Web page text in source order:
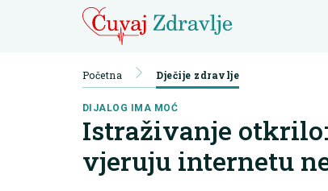
Početna Dječije zdravlje
DIJALOG IMA MOĆ
Istraživanje
vjeruju internetu